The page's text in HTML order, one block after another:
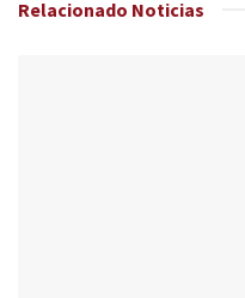
Relacionado Noticias